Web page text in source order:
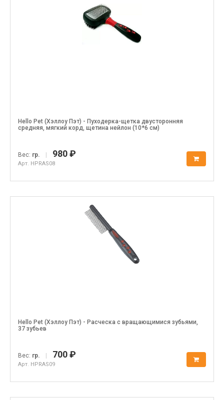
Hello Pet (Хэллоу Пэт) - Пуходерка-щетка двусторонняя
средняя, мягкий корд, щетина нейлон (10*6 см)
Вес: гр. | 980 ₽
Арт. HPRAS08
Hello Pet (Хэллоу Пэт) - Расческа с вращающимися зубьями,
37 зубьев
Вес: гр. | 700 ₽
Арт. HPRAS09